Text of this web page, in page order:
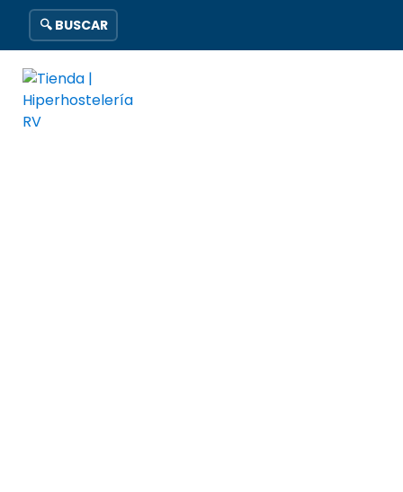
🔍 BUSCAR